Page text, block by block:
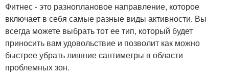
Фитнес - это разноплановое направление, которое
включает в себя самые разные виды активности. Вы
всегда можете выбрать тот ее тип, который будет
приносить вам удовольствие и позволит как можно
быстрее убрать лишние сантиметры в области
проблемных зон.